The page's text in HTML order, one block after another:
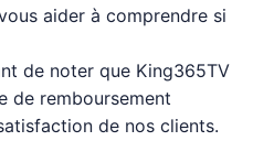
aider à comprendre si
de noter que King365TV
de remboursement
de nos clients.